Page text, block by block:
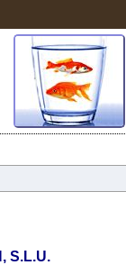
S.L.U.